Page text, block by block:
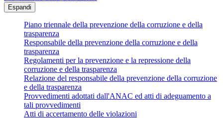
Espandi
Piano triennale della prevenzione della corruzione e della
trasparenza
Responsabile della prevenzione della corruzione e della
trasparenza
Regolamenti per la prevenzione e la repressione della
corruzione e della trasparenza
Relazione del responsabile della prevenzione della corruzione
e della trasparenza
Provvedimenti adottati dall'ANAC ed atti di adeguamento a
tali provvedimenti
Atti di accertamento delle violazioni